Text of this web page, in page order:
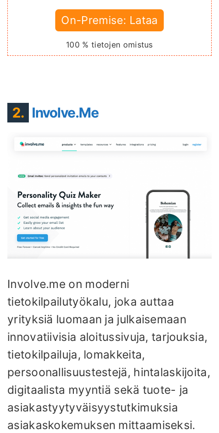
On-Premise: Lataa
100 % tietojen omistus
2. Involve.Me
Involve.me on moderni
tietokilpailutyökalu, joka auttaa
yrityksiä luomaan ja julkaisemaan
innovatiivisia aloitussivuja, tarjouksia,
tietokilpailuja, lomakkeita,
persoonallisuustestejä, hintalaskijoita,
digitaalista myyntiä sekä tuote- ja
asiakastyytyväisyystutkimuksia
asiakaskokemuksen mittaamiseksi.